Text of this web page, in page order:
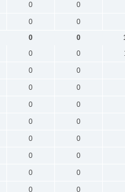
0 0
0
0
0 0
0 0
0 0
0 0
0 0
0 0
0 0
0 0
0 0
0 0